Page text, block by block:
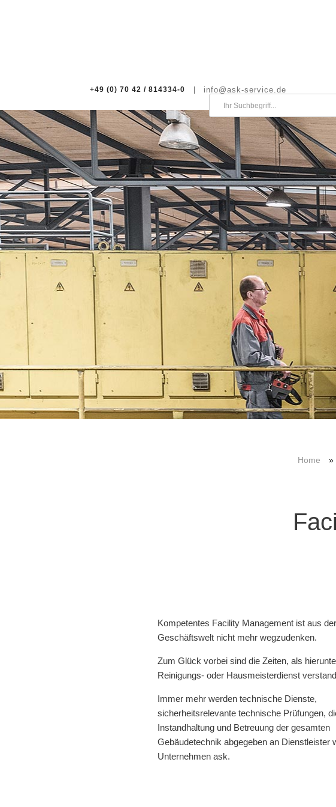
+49 (0) 70 42 / 814334-0 info@ask-service.de
Home »
Kompetentes Facility Management ist aus
Geschäftswelt nicht mehr wegzudenken.
Zum Glück vorbei sind die Zeiten, als
Reinigungs- oder Hausmeisterdienst
Immer mehr werden technische Dienste,
sicherheitsrelevante technische Prüfungen,
Instandhaltung und Betreuung der gesamten
Gebäudetechnik abgegeben an Dienstleister
Unternehmen ask.